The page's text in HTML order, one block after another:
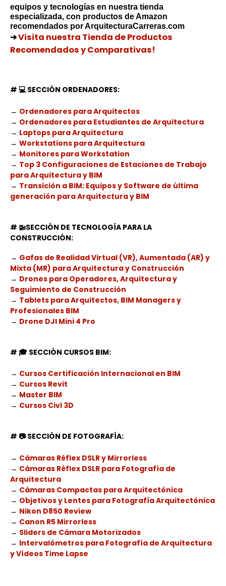
equipos y tecnologías en nuestra tienda
especializada, con productos de Amazon
recomendados por ArquitecturaCarreras.com
➔Visita nuestra Tienda de Productos
Recomendados y Comparativas!
# 💻SECCIÓN ORDENADORES:
→ Ordenadores para Arquitectos
→ Ordenadores para Estudiantes de Arquitectura
→ Laptops para Arquitectura
→ Workstations para Arquitectura
→ Monitores para Workstation
→ Top 3 Configuraciones de Estaciones de Trabajo
para Arquitectura y BIM
→ Transición a BIM: Equipos y Software de última
generación para Arquitectura y BIM
# 🚁SECCIÓN DE TECNOLOGÍA PARA LA
CONSTRUCCIÓN:
→ Gafas de Realidad Virtual (VR), Aumentada (AR) y
Mixta (MR) para Arquitectura y Construcción
→ Drones para Operadores, Arquitectura y
Seguimiento de Construcción
→ Tablets para Arquitectos, BIM Managers y
Profesionales BIM
→ Drone DJI Mini 4 Pro
# 🎓 SECCIÓN CURSOS BIM:
→ Cursos Certificación Internacional en BIM
→ Cursos Revit
→ Master BIM
→ Cursos Civl 3D
# 📷SECCIÓN DE FOTOGRAFÍA:
→ Cámaras Réflex DSLR y Mirrorless
→ Cámaras Réflex DSLR para Fotografía de
Arquitectura
→ Cámaras Compactas para Arquitectónica
→ Objetivos y Lentes para Fotografía Arquitectónica
→ Nikon D850 Review
→ Canon R5 Mirrorless
→ Sliders de Cámara Motorizados
→ Intervalómetros para Fotografía de Arquitectura
y Vídeos Time Lapse